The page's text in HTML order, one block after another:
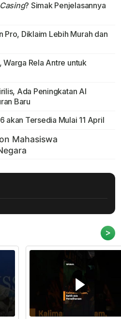
Casing? Simak Penjelasannya
Pro, Diklaim Lebih Murah dan
Warga Rela Antre untuk
Ada Peningkatan AI
Baru
akan Tersedia Mulai 11 April
>